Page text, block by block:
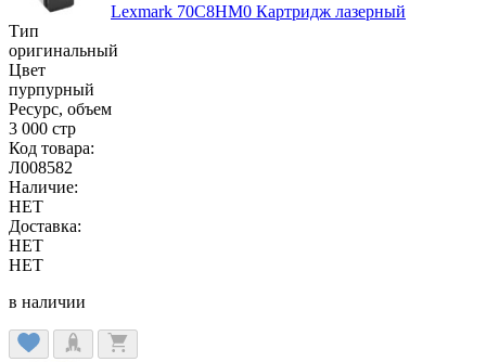
Lexmark 70C8HM0 Картридж лазерный
Тип
оригинальный
Цвет
пурпурный
Ресурс, объем
3 000 стр
Код товара:
Л008582
Наличие:
НЕТ
Доставка:
НЕТ
НЕТ
в наличии